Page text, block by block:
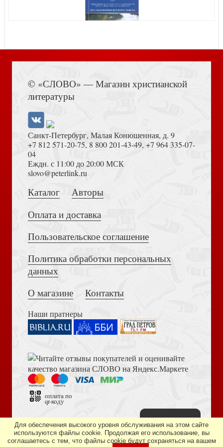
Вечерня. Утреня (Медленные книги)
Проповеди, произнесенные в России
Школа молитвы (Терирем)
Дом Божий (ГРАНАТ)
пред Богом (Терирем)
Псалтирь для мирян (Терирем коричневый кож.
Земная жизнь Пресвятой Богородицы и описание святых
Быть христианином (Терирем)
Жизнь. Болезнь. Смерть (Терирем)
Толкование на Апокалипсис (Тихоний Африканский)
Достоевский Ф.М. Сила и правда России (2024)
Библия в современном русском переводе. 073 (2025, 3-
© «СЛОВО» — Магазин христианской
литературы
Санкт-Петербург, Малая Конюшенная, д. 9
+7 812 571-20-75, 8 800 201-43-49, +7 964 335-07-
04
Еждн. с 11:00 до 20:00 МСК
slovo@peterlink.ru
Каталог
Авторы
Оплата и доставка
Пользовательское соглашение
Политика обработки персональных
данных
О магазине
Контакты
Наши пратнеры
оплата по
qr-коду
Дизайн сайта —студия «Артминистри»
Для обеспечения высокого уровня обслуживания на этом сайте
используются файлы cookie. Продолжая его использование, вы
соглашаетесь с тем, что файлы cookie будут сохраняться на вашем